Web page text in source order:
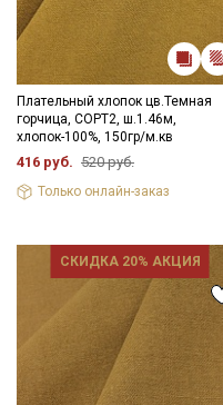
Плательный хлопок цв.Темная
горчица, СОРТ2, ш.1.46м,
хлопок-100%, 150гр/м.кв
416 руб. 520 руб.
Только онлайн-заказ
СКИДКА 20% АКЦИЯ